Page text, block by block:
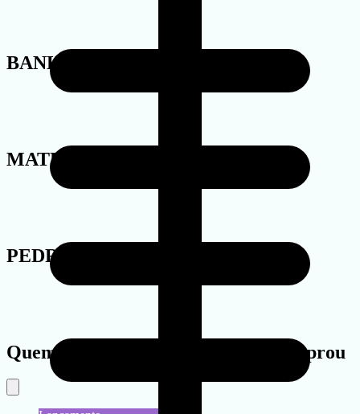
BANHO
MATERIAL
PEDRA
Quem viu este produto também comprou